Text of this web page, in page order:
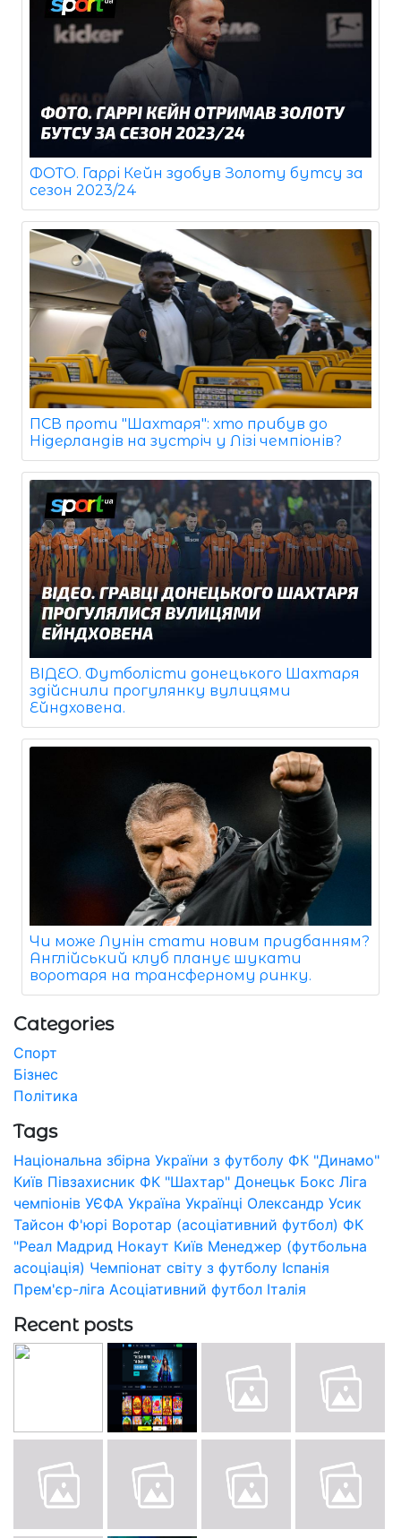
ФОТО. Гаррі Кейн здобув Золоту бутсу за
сезон 2023/24
ПСВ проти "Шахтаря": хто прибув до
Нідерландів на зустріч у Лізі чемпіонів?
ВІДЕО. Футболісти донецького Шахтаря
здійснили прогулянку вулицями
Ейндховена.
Чи може Лунін стати новим придбанням?
Англійський клуб планує шукати
воротаря на трансферному ринку.
Categories
Спорт
Бізнес
Політика
Tags
Національна збірна України з футболу ФК "Динамо"
Київ Півзахисник ФК "Шахтар" Донецьк Бокс Ліга
чемпіонів УЄФА Україна Українці Олександр Усик
Тайсон Ф'юрі Воротар (асоціативний футбол) ФК
"Реал Мадрид Нокаут Київ Менеджер (футбольна
асоціація) Чемпіонат світу з футболу Іспанія
Прем'єр-ліга Асоціативний футбол Італія
Recent posts